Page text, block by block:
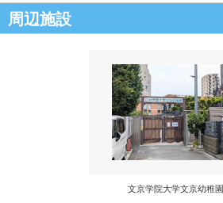
周辺施設
文京学院大学文京幼稚園